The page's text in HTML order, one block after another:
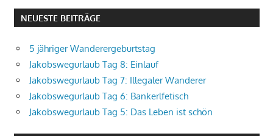
NEUESTE BEITRÄGE
5 jähriger Wanderergeburtstag
Jakobswegurlaub Tag 8: Einlauf
Jakobswegurlaub Tag 7: Illegaler Wanderer
Jakobswegurlaub Tag 6: Bankerlfetisch
Jakobswegurlaub Tag 5: Das Leben ist schön